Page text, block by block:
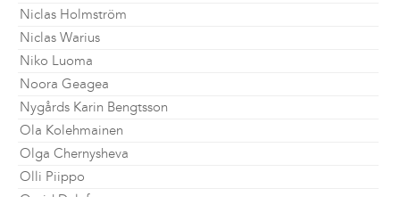
Niclas Holmström
Niclas Warius
Niko Luoma
Noora Geagea
Nygårds Karin Bengtsson
Ola Kolehmainen
Olga Chernysheva
Olli Piippo